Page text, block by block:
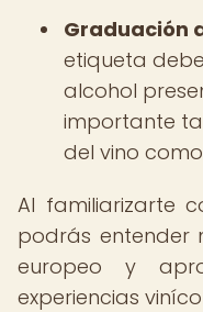
Graduación
etiqueta
alcohol
importante
del vino
Al familiarizarte
podrás entender
europeo y
experiencias